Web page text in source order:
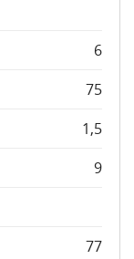
6
75
1,5
9
77